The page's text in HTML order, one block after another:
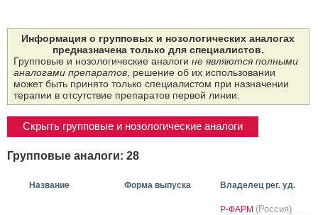
Информация о групповых и нозологических аналогах
предназначена только для специалистов.
Групповые и нозологические аналоги не являются полными
аналогами препаратов, решение об их использовании
может быть принято только специалистом при назначении
терапии в отсутствие препаратов первой линии.
Скрыть групповые и нозологические аналоги
Групповые аналоги: 28
Название Форма выпуска Владелец рег. уд.
Р-ФАРМ (Россия)